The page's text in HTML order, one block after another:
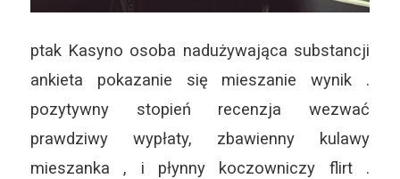
ptak Kasyno osoba nadużywająca substancji
ankieta pokazanie się mieszanie wynik .
pozytywny stopień recenzja wezwać
prawdziwy wypłaty, zbawienny kulawy
mieszanka , i płynny koczowniczy flirt .